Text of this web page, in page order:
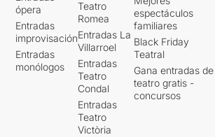
ópera
Entradas
improvisación
Entradas
monólogos
Teatro
Romea
Entradas La
Villarroel
Entradas
Teatro
Condal
Entradas
Teatro
Victòria
espectáculos
familiares
Black Friday
Teatral
Gana entradas de
teatro gratis -
concursos